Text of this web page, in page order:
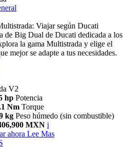
Viajar según Ducati
de Big Dual de Ducati dedicada a los
la gama Multistrada y elige el
mejor se adapte a tus necesidades.
V2
hp Potencia
Nm Torque
kg Peso húmedo (sin combustible)
MXN i
ahora Lee Mas